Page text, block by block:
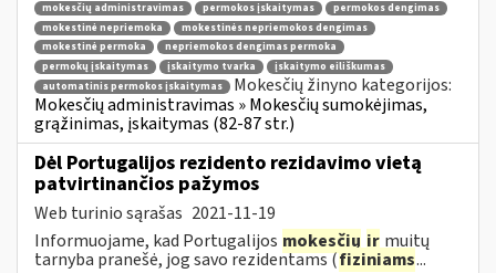
mokesčių administravimas permokos įskaitymas
permokos dengimas
mokestinė nepriemoka
mokestinės nepriemokos dengimas
mokestinė permoka
nepriemokos dengimas permoka
permokų įskaitymas
įskaitymo tvarka
įskaitymo eiliškumas
automatinis permokos įskaitymas
Mokesčių žinyno kategorijos:
Mokesčių administravimas » Mokesčių sumokėjimas,
grąžinimas, įskaitymas (82-87 str.)
Dėl Portugalijos rezidento rezidavimo vietą
patvirtinančios pažymos
Web turinio sąrašas 2021-11-19
Informuojame, kad Portugalijos mokesčių ir muitų
tarnyba pranešė, jog savo rezidentams (fiziniams...